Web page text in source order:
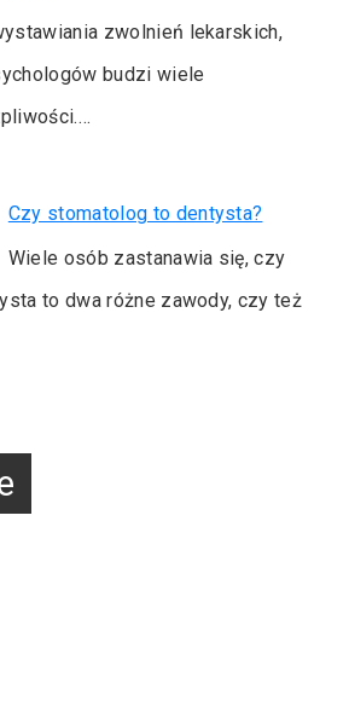
zwolnień lekarskich,
budzi wiele
Czy stomatolog to dentysta?
Wiele osób zastanawia się, czy
to dwa różne zawody, czy też